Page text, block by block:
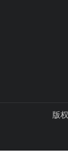
版